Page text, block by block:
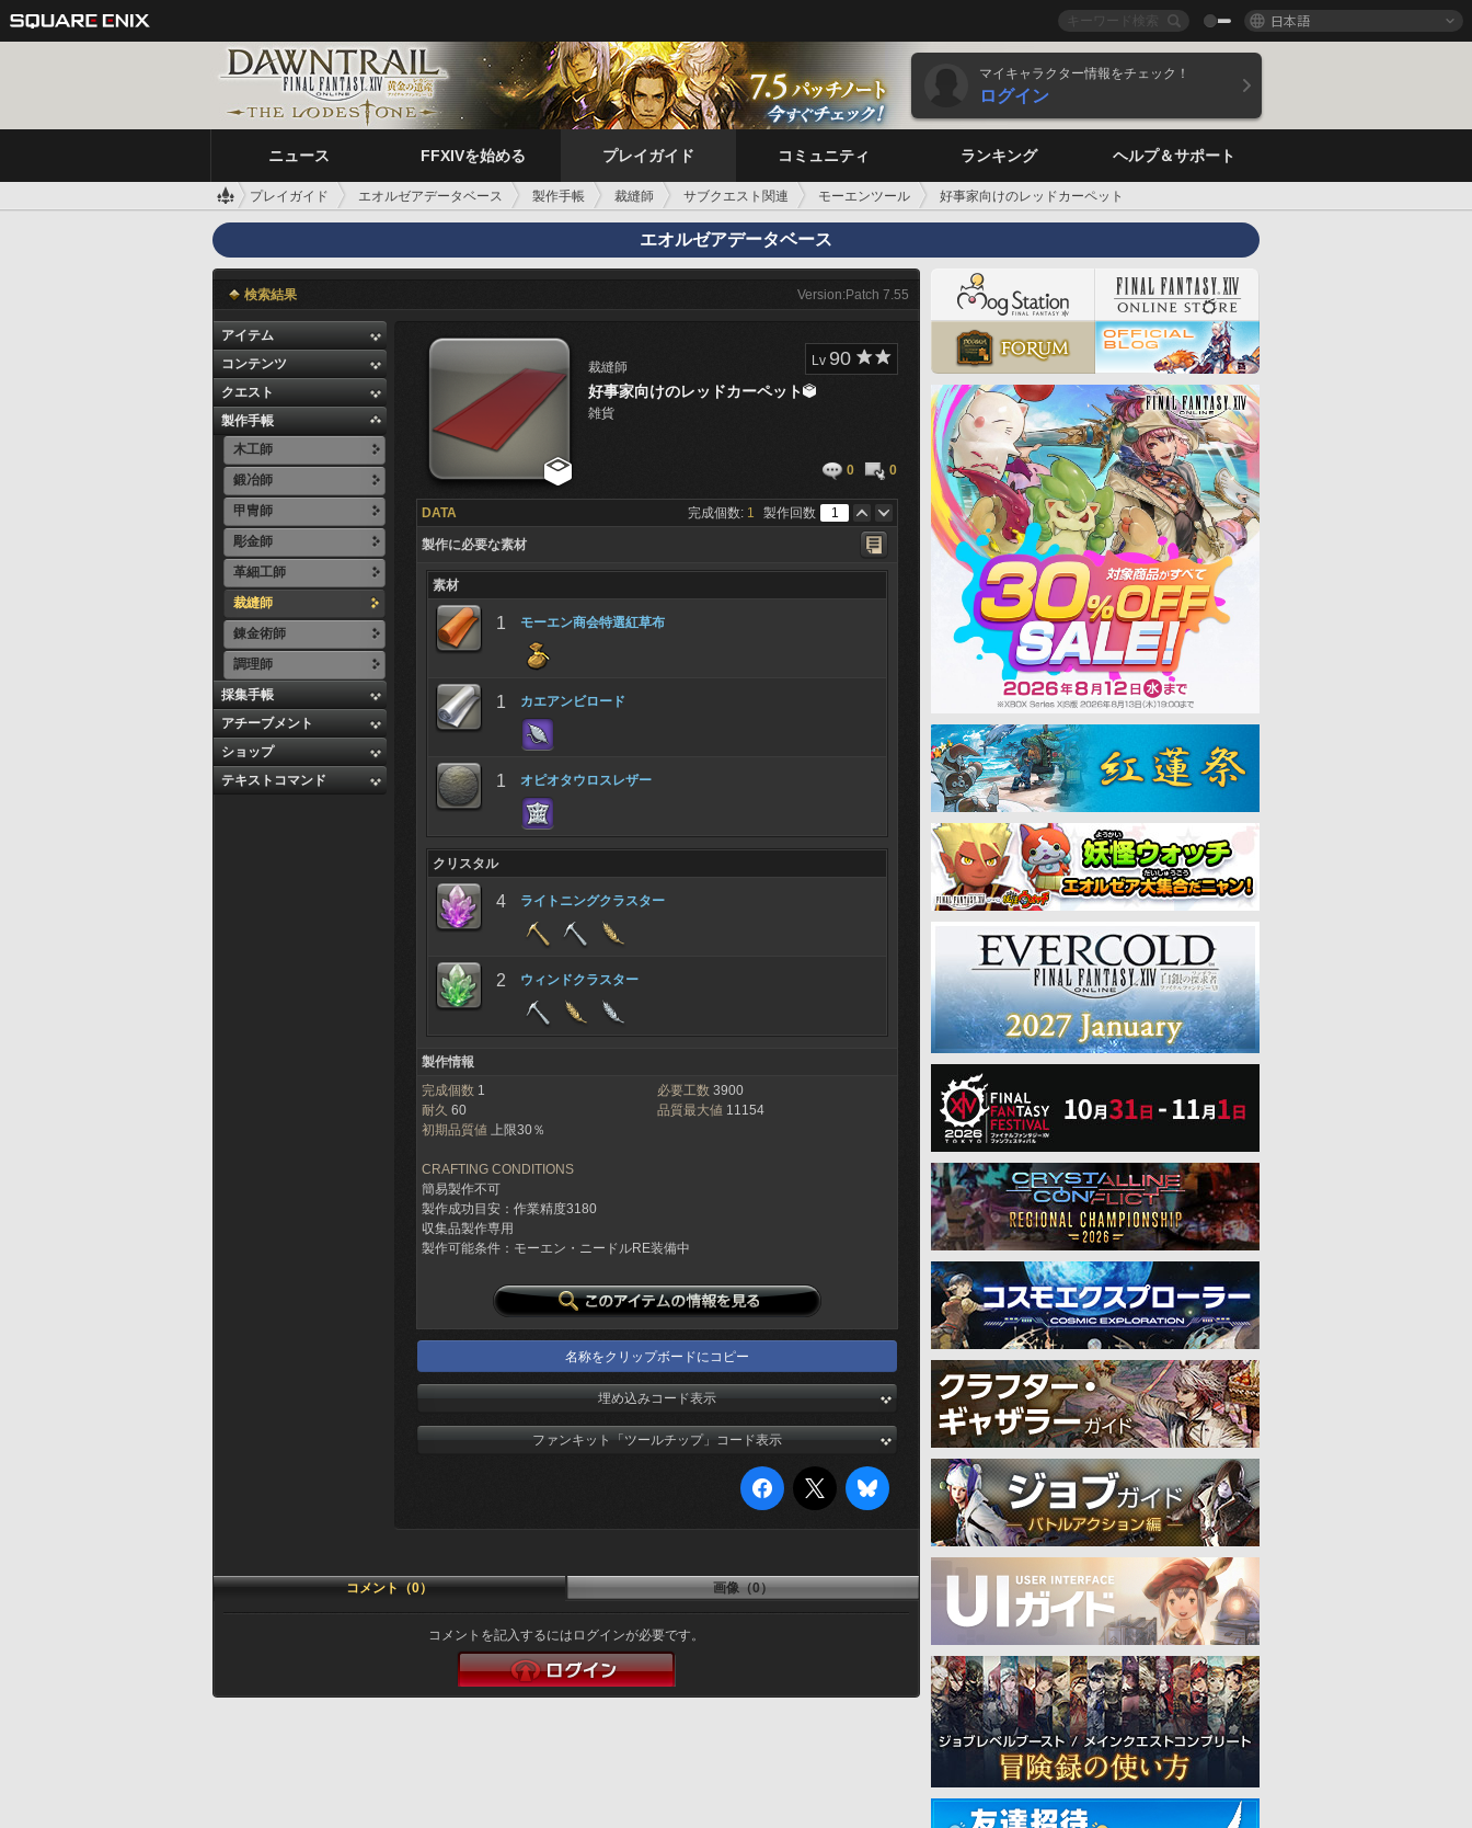
日本語
マイキャラクター情報をチェック！
ログイン
ニュース FFXIVを始める プレイガイド コミュニティ ランキング ヘルプ＆サポート
プレイガイド エオルゼアデータベース 製作手帳 裁縫師 サブクエスト関連 モーエンツール 好事家向けのレッドカーペット
エオルゼアデータベース
検索結果 Version:Patch 7.55
アイテム
コンテンツ
クエスト
製作手帳
木工師
鍛冶師
甲冑師
彫金師
革細工師
裁縫師
錬金術師
調理師
採集手帳
アチーブメント
ショップ
テキストコマンド

裁縫師 Lv 90
好事家向けのレッドカーペット
雑貨
0 0
DATA 完成個数: 1 製作回数
製作に必要な素材
素材
1 モーエン商会特選紅草布
1 カエアンビロード
1 オピオタウロスレザー
クリスタル
4 ライトニングクラスター
2 ウィンドクラスター
製作情報
完成個数 1 必要工数 3900
耐久 60 品質最大値 11154
初期品質値 上限30％
CRAFTING CONDITIONS
簡易製作不可
製作成功目安：作業精度3180
収集品製作専用
製作可能条件：モーエン・ニードルRE装備中
名称をクリップボードにコピー
埋め込みコード表示
ファンキット「ツールチップ」コード表示
コメント（0） 画像（0）
コメントを記入するにはログインが必要です。